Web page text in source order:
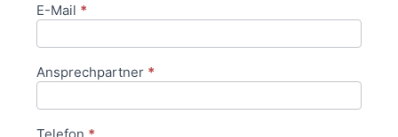
E-Mail *
Ansprechpartner *